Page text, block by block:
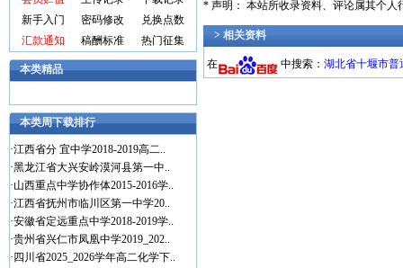
新手入门
密码修改
兑换点数
汇款通知
稿酬标准 热门征集
本类精品
本类周下载排行
·江西省分 宜中学2018-2019高二..
·黑龙江省大兴安岭漠河县第一中..
·山西重点中学协作体2015-2016学..
·江西省抚州市临川区第一中学20..
·安徽省定远重点中学2018-2019学..
·贵州省兴仁市凤凰中学2019_202..
· 四川省2025_2026学年高二化学下..
* 声明： 本站所收录资料、评论属其个人
> 相关资料
在 中搜索： 湖北省十堰市普